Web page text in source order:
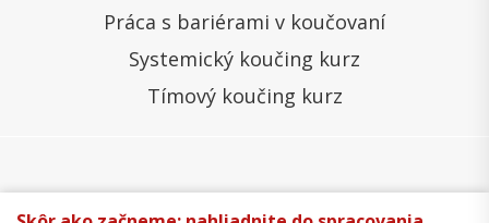
Práca s bariérami v koučovaní
Systemický koučing kurz
Tímový koučing kurz
Všeobecné obchodné podmienky Správa cookies